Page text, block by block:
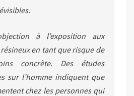
à l’exposition aux
en tant que risque de
concrète. Des études
sur l’homme indiquent que
chez les personnes qui